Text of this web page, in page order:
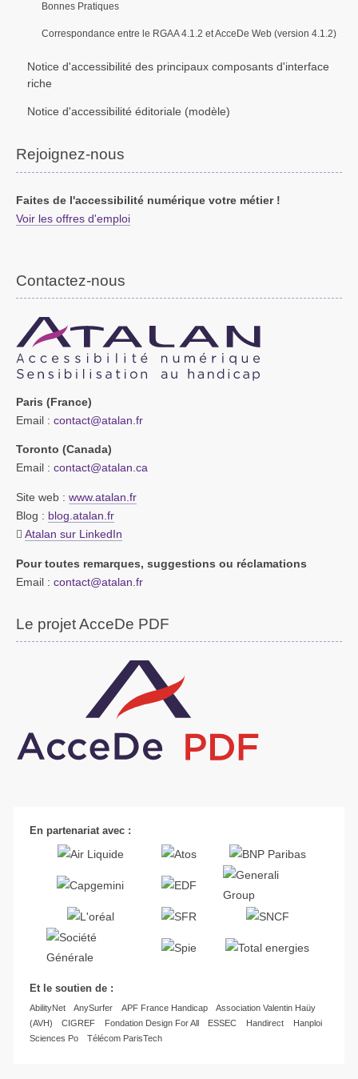
Bonnes Pratiques
Correspondance entre le RGAA 4.1.2 et AcceDe Web (version 4.1.2)
Notice d'accessibilité des principaux composants d'interface
riche
Notice d'accessibilité éditoriale (modèle)
Rejoignez-nous
Faites de l'accessibilité numérique votre métier !
Voir les offres d'emploi
Contactez-nous
Paris (France)
Email : contact@atalan.fr
Toronto (Canada)
Email : contact@atalan.ca
Site web : www.atalan.fr
Blog : blog.atalan.fr
Atalan sur LinkedIn
Pour toutes remarques, suggestions ou réclamations
Email : contact@atalan.fr
Le projet AcceDe PDF
En partenariat avec :
Et le soutien de :
AbilityNet AnySurfer APF France Handicap
Association Valentin Haüy
(AVH)
CIGREF Fondation Design For All ESSEC Handirect
Hanploi
Sciences Po
Télécom ParisTech